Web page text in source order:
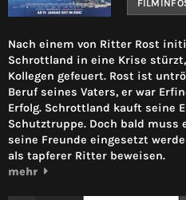
Nach einem von Ritter Rost
Schrottland in eine Krise
Kollegen gefeuert. Rost ist
Beruf seines Vaters, er war
Erfolg. Schrottland kauft seine
Schutztruppe. Doch bald muss
seine Freunde eingesetzt
als tapferer Ritter beweisen.
mehr